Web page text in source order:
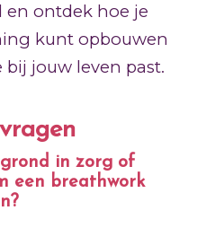
ontdek hoe je
kunt opbouwen
jouw leven past.
in zorg of
een breathwork